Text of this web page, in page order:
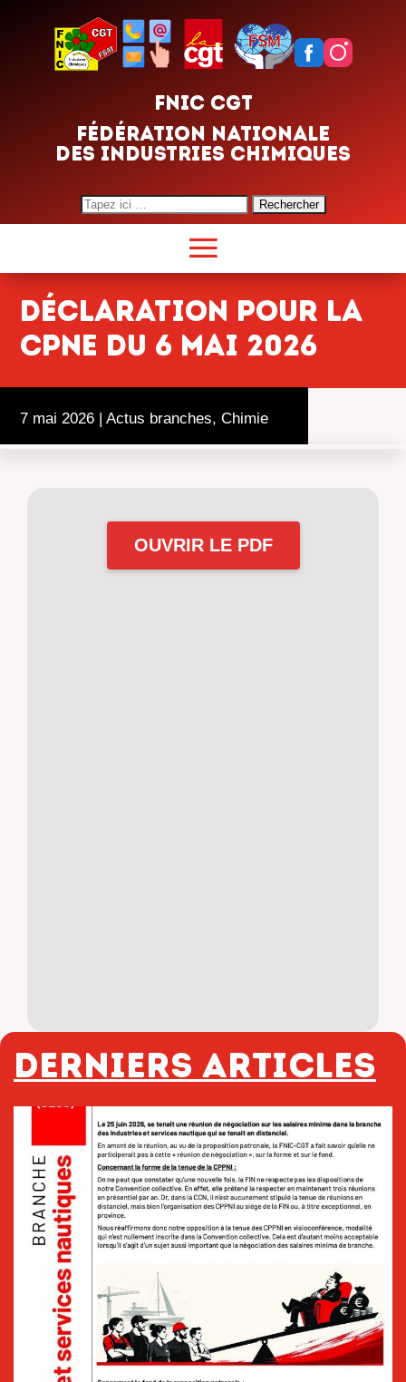
FNIC CGT
FÉDÉRATION NATIONALE
DES INDUSTRIES CHIMIQUES
Search
for:
Déclaration pour la
CPNE du 6 mai 2026
7 mai 2026 | Actus branches, Chimie
OUVRIR LE PDF
Derniers articles